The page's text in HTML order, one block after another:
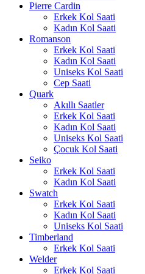
Pierre Cardin
Erkek Kol Saati
Kadın Kol Saati
Romanson
Erkek Kol Saati
Kadın Kol Saati
Uniseks Kol Saati
Cep Saati
Quark
Akıllı Saatler
Erkek Kol Saati
Kadın Kol Saati
Uniseks Kol Saati
Çocuk Kol Saati
Seiko
Erkek Kol Saati
Kadın Kol Saati
Swatch
Erkek Kol Saati
Kadın Kol Saati
Uniseks Kol Saati
Timberland
Erkek Kol Saati
Welder
Erkek Kol Saati